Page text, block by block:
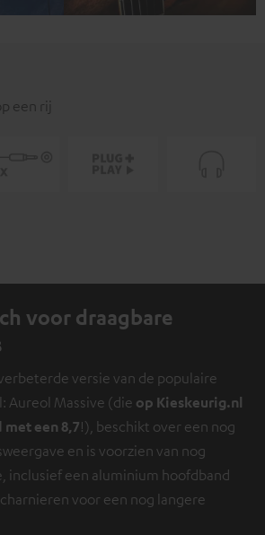
een rij
voor draagbare
versie van de populaire
Aureol Massive (die op Kieskeurig.nl
een 8,7!), beschikt over een nog
en is voorzien van nog
inclusief een aluminium hoofdband
voor een nog langere